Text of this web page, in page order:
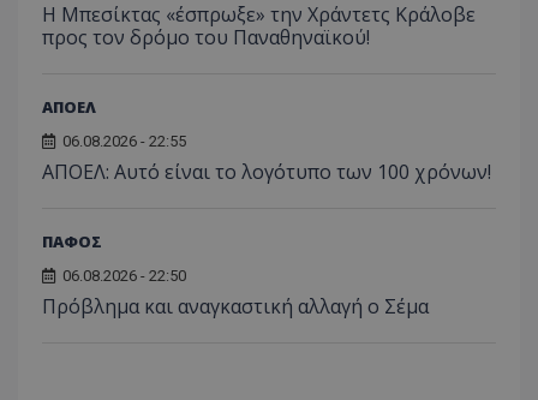
Η Μπεσίκτας «έσπρωξε» την Χράντετς Κράλοβε
προς τον δρόμο του Παναθηναϊκού!
ΑΠΟΕΛ
06.08.2026 - 22:55
ΑΠΟΕΛ: Αυτό είναι το λογότυπο των 100 χρόνων!
ΠΑΦΟΣ
06.08.2026 - 22:50
Πρόβλημα και αναγκαστική αλλαγή ο Σέμα